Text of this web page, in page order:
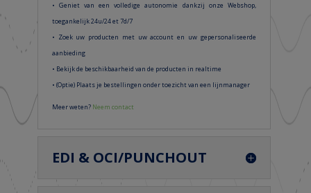
• Geniet van een volledige autonomie dankzij onze Webshop,
toegankelijk 24u/24 et 7d/7
• Zoek uw producten met uw account en uw gepersonaliseerde
aanbieding
• Bekijk de beschikbaarheid van de producten in realtime
• (Optie) Plaats je bestellingen onder toezicht van een lijnmanager
Meer weten? Neem contact
EDI & OCI/PUNCHOUT